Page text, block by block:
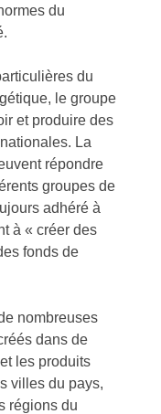
du
du
le groupe
et produire des
La
répondre
groupes de
adhéré à
à « créer des
fonds de
nombreuses
dans de
les produits
villes du pays,
régions du